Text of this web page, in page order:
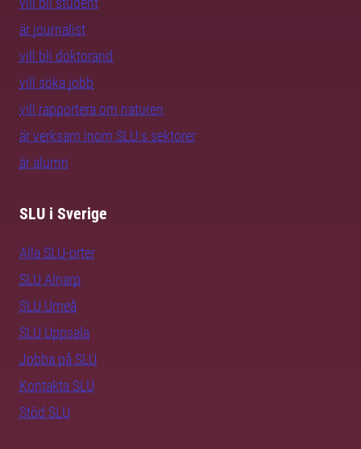
är journalist
vill bli doktorand
vill söka jobb
vill rapportera om naturen
är verksam inom SLU:s sektorer
är alumn
SLU i Sverige
Alla SLU-orter
SLU Alnarp
SLU Umeå
SLU Uppsala
Jobba på SLU
Kontakta SLU
Stöd SLU